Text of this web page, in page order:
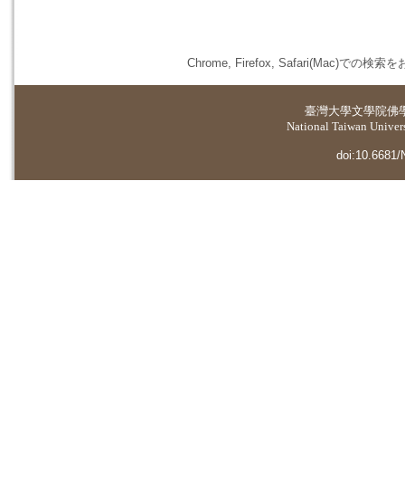
Chrome, Firefox, Safari(Mac)での検索を
臺灣大學文學院佛
National Taiwan
doi:10.6681/